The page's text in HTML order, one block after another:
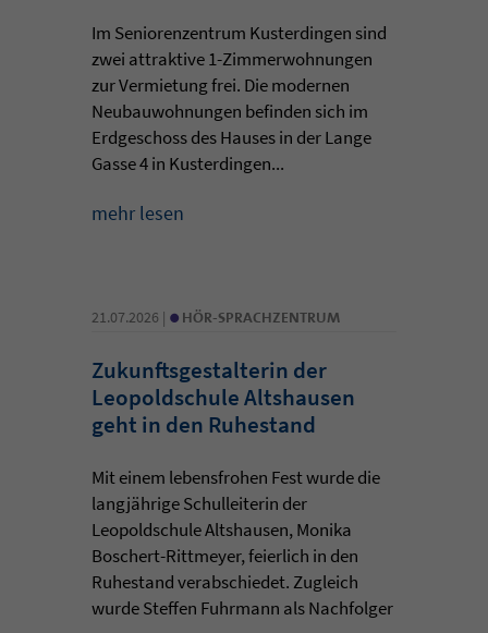
Im Seniorenzentrum Kusterdingen sind
zwei attraktive 1-Zimmerwohnungen
zur Vermietung frei. Die modernen
Neubauwohnungen befinden sich im
Erdgeschoss des Hauses in der Lange
Gasse 4 in Kusterdingen...
mehr lesen
21.07.2026 | • HÖR-SPRACHZENTRUM
Zukunftsgestalterin der
Leopoldschule Altshausen
geht in den Ruhestand
Mit einem lebensfrohen Fest wurde die
langjährige Schulleiterin der
Leopoldschule Altshausen, Monika
Boschert-Rittmeyer, feierlich in den
Ruhestand verabschiedet. Zugleich
wurde Steffen Fuhrmann als Nachfolger